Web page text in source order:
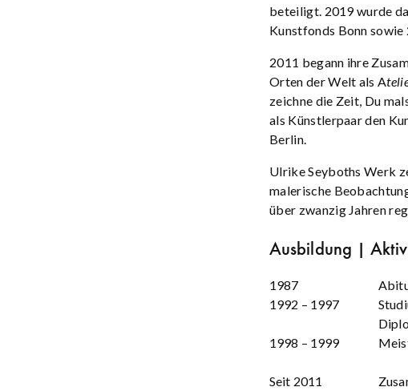
beteiligt. 2019 wurde
Kunstfonds Bonn
2011 begann ihre
Orten der Welt als A
zeichne die Zeit, Du
als Künstlerpaar den
Berlin.
Ulrike Seyboths Werk
malerische
über zwanzig Jahren
Ausbildung |
1987
1992 – 1997
1998 – 1999
Seit 2011